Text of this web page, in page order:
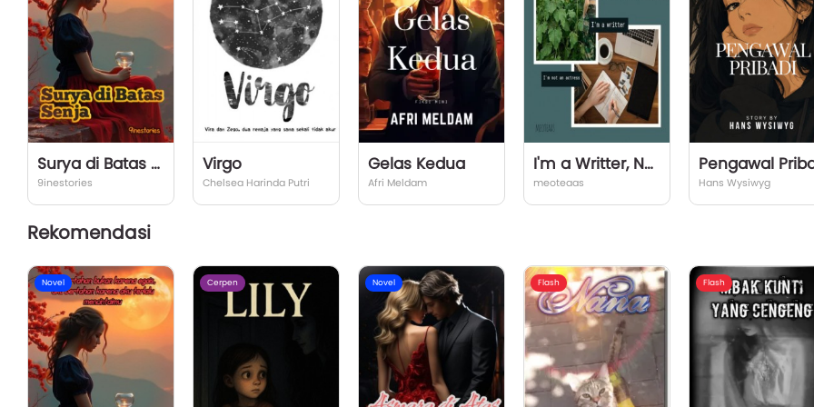
Surya di Batas Senja
9inestories
Virgo
Chelsea Harinda Putri
Gelas Kedua
Afri Meldam
I'm a Writter, Not an Actress
meoteaas Hans Wysiwyg
Rekomendasi
Novel Cerpen Novel Flash Flash